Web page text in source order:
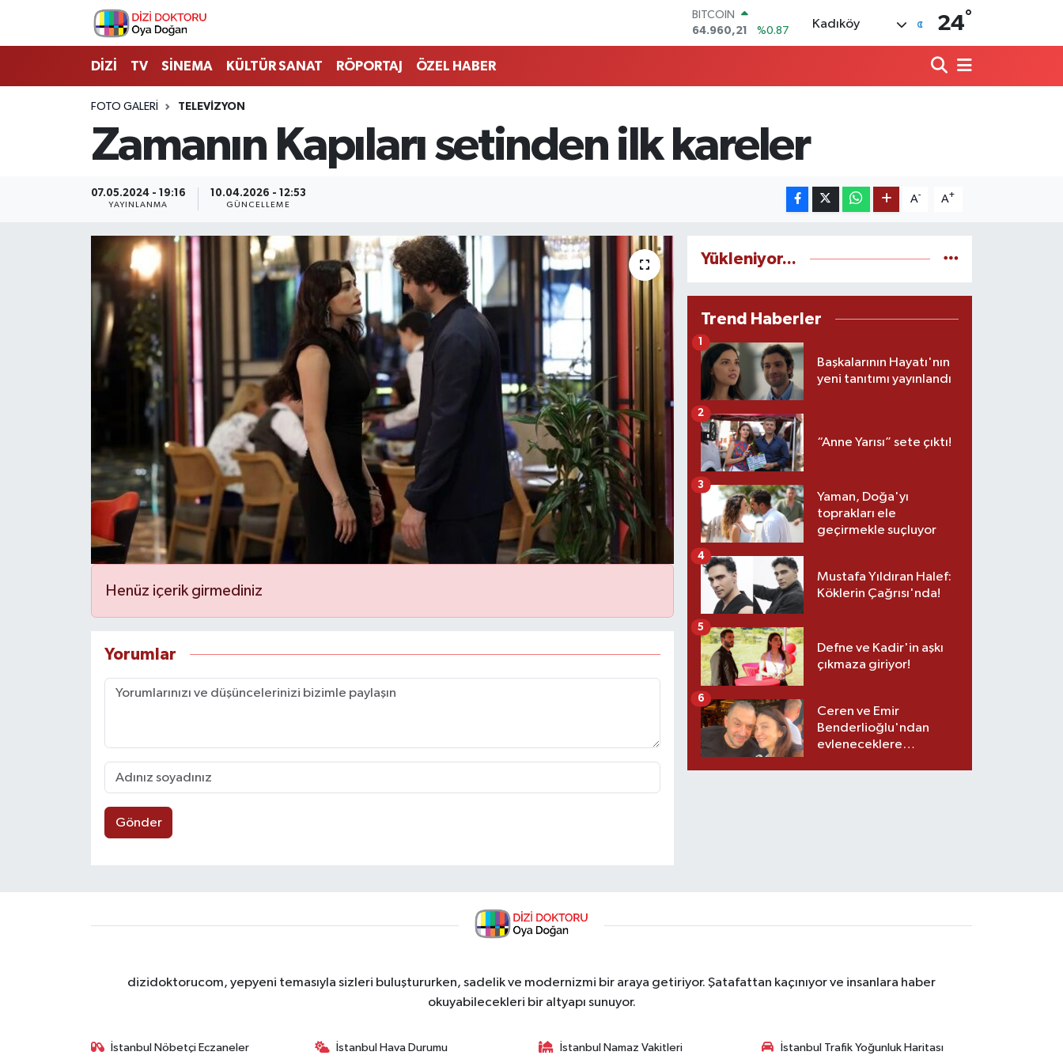
BITCOIN
64.960,21
%0.87
DOLAR
%0.38
GRAM ALTIN
6660.55
%0.03
Kadıköy 24°
DİZİ TV SİNEMA KÜLTÜR SANAT RÖPORTAJ ÖZEL HABER
FOTO GALERI TELEVIZYON
Zamanın Kapıları setinden ilk kareler
07.05.2024 - 19:16
YAYINLANMA
10.04.2026 - 12:53
GÜNCELLEME
A- A+
Henüz içerik girmediniz
Yorumlar
Gönder
Yükleniyor...
Trend Haberler
Başkalarının Hayatı'nın
yeni tanıtımı yayınlandı
1
“Anne Yarısı” sete çıktı!
2
Yaman, Doğa'yı
toprakları ele
geçirmekle suçluyor
3
Mustafa Yıldıran Halef:
Köklerin Çağrısı'nda!
4
Defne ve Kadir'in aşkı
çıkmaza giriyor!
5
Ceren ve Emir
Benderlioğlu'ndan
evleneceklere
6
dizidoktorucom, yepyeni temasıyla sizleri buluştururken, sadelik ve modernizmi bir araya getiriyor. Şatafattan kaçınıyor ve insanlara haber
okuyabilecekleri bir altyapı sunuyor.
İstanbul Nöbetçi Eczaneler İstanbul Hava Durumu İstanbul Namaz Vakitleri İstanbul Trafik Yoğunluk Haritası
İstanbul Nöbetçi Eczaneler
İstanbul Hava Durumu
İstanbul Namaz Vakitleri
Tüm Manşetler
Son Dakika Haberleri
Haber Arşivi